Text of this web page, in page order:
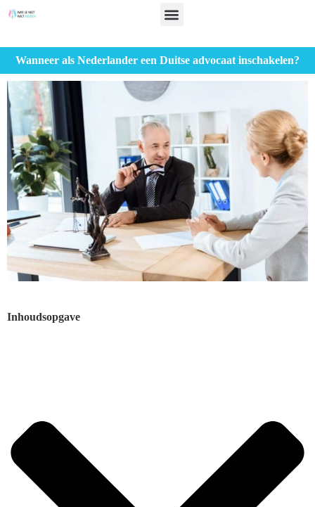
Wanneer als Nederlander een Duitse advocaat inschakelen?
Inhoudsopgave